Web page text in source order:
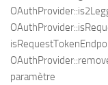
paramètre